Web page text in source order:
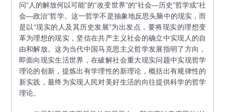
问“人的解放何以可能”的“改变世界”的“社会—历史”哲学或“社
会—政治”哲学。这一哲学不是抽象地反思头脑中的现实，而
是以“现实的人及其历史发展”为出发点，要将现实的理想变
革为理想的现实，坚信在共产主义社会的确立中实现人的自
由和解放。这为当代中国马克思主义哲学发展指明了方向，
即面向现实生活世界，在破解社会重大现实问题中实现哲学
理论的创新，提炼出有学理性的新理论，概括出有规律性的
新实践，最终为实现人民对美好生活的向往提供科学的哲学
理论。